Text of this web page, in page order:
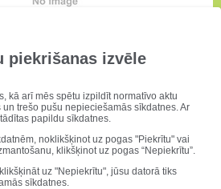
piekrišanas izvēle
kā arī mēs spētu izpildīt normatīvo aktu
trešo pušu nepieciešamās sīkdatnes. Ar
papildu sīkdatnes.
noklikšķinot uz pogas "Piekrītu" vai
klikšķinot uz pogas “Nepiekrītu”.
uz "Nepiekrītu", jūsu datorā tiks
sīkdatnes.